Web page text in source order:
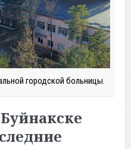
городской больницы.